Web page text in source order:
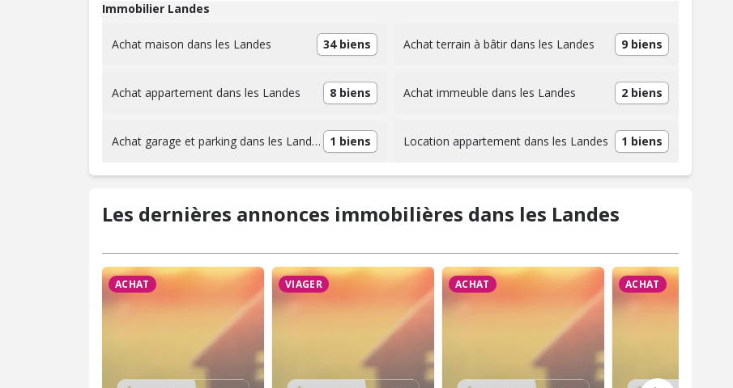
Immobilier Landes
Achat maison dans les Landes 34 biens Achat terrain à bâtir dans les Landes 9 biens
Achat appartement dans les Landes 8 biens Achat immeuble dans les Landes 2 biens
Achat garage et parking dans les Landes 1 biens Location appartement dans les Landes 1 biens
Les dernières annonces immobilières dans les Landes
ACHAT VIAGER ACHAT ACHAT